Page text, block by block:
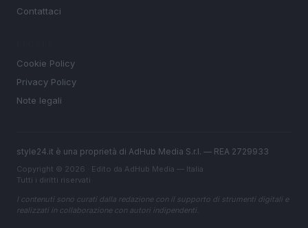
Contattaci
Cookie Policy
Privacy Policy
Note legali
style24.it è una proprietà di AdHub Media S.r.l. — REA 2729933
Copyright © 2026 · Edito da AdHub Media — Italia
Tutti i diritti riservati
I contenuti sono curati dalla redazione con il supporto di strumenti digitali e
realizzati in collaborazione con autori indipendenti.